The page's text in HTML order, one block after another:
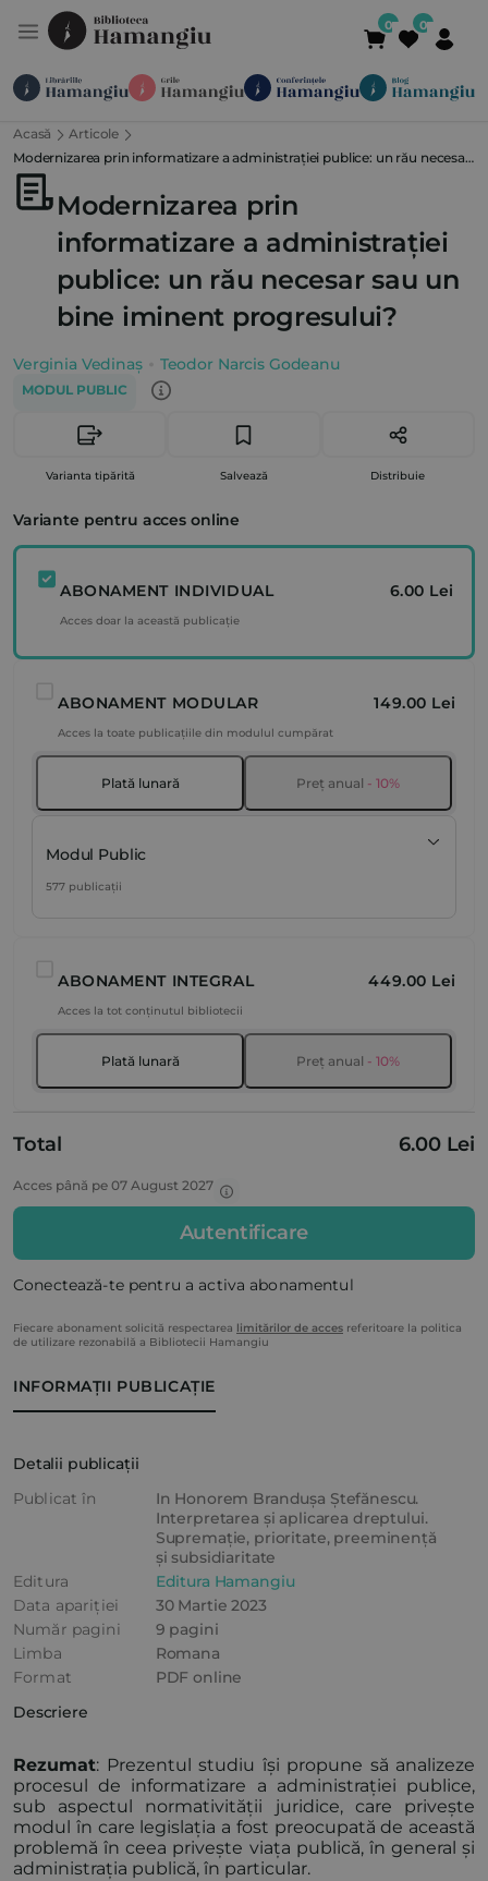
Module
Suport Contact 021 336 01 25
Acasă
Articole
Modernizarea prin informatizare a administrației publice: un rău necesar
sau un bine iminent progresului?
Modernizarea prin
informatizare a administrației
publice: un rău necesar sau un
bine iminent progresului?
Verginia Vedinaș Teodor Narcis Godeanu
MODUL PUBLIC
Varianta tipărită Salvează Distribuie
INFORMAȚII PUBLICAȚIE
Detalii publicații
Publicat în
In Honorem Brandușa Ștefănescu.
Interpretarea și aplicarea dreptului.
Supremație, prioritate, preeminență
și subsidiaritate
Editura
Editura Hamangiu
Data apariției
30 Martie 2023
Număr pagini
9 pagini
Limba
Romana
Format
PDF online
Descriere
Rezumat: Prezentul studiu își propune să analizeze
procesul de informatizare a administrației publice,
sub aspectul normativității juridice, care privește
modul în care legislația a fost preocupată de această
problemă în ceea privește viața publică, în general și
administrația publică, în particular.
Variante pentru acces online
ABONAMENT INDIVIDUAL 6.00 Lei
Acces doar la această publicație
ABONAMENT MODULAR 149.00 Lei
Acces la toate publicațiile din modulul cumpărat
Plată lunară Preț anual - 10%
Modul Public
577 publicații
ABONAMENT INTEGRAL 449.00 Lei
Acces la tot conținutul bibliotecii
Plată lunară Preț anual - 10%
Total 6.00 Lei
Acces până pe 07 August 2027
Autentificare
Conectează-te pentru a activa abonamentul
Fiecare abonament solicită respectarea limitărilor de acces referitoare la politica
de utilizare rezonabilă a Bibliotecii Hamangiu